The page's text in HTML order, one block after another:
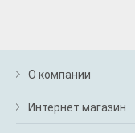
О компании
Интернет магазин